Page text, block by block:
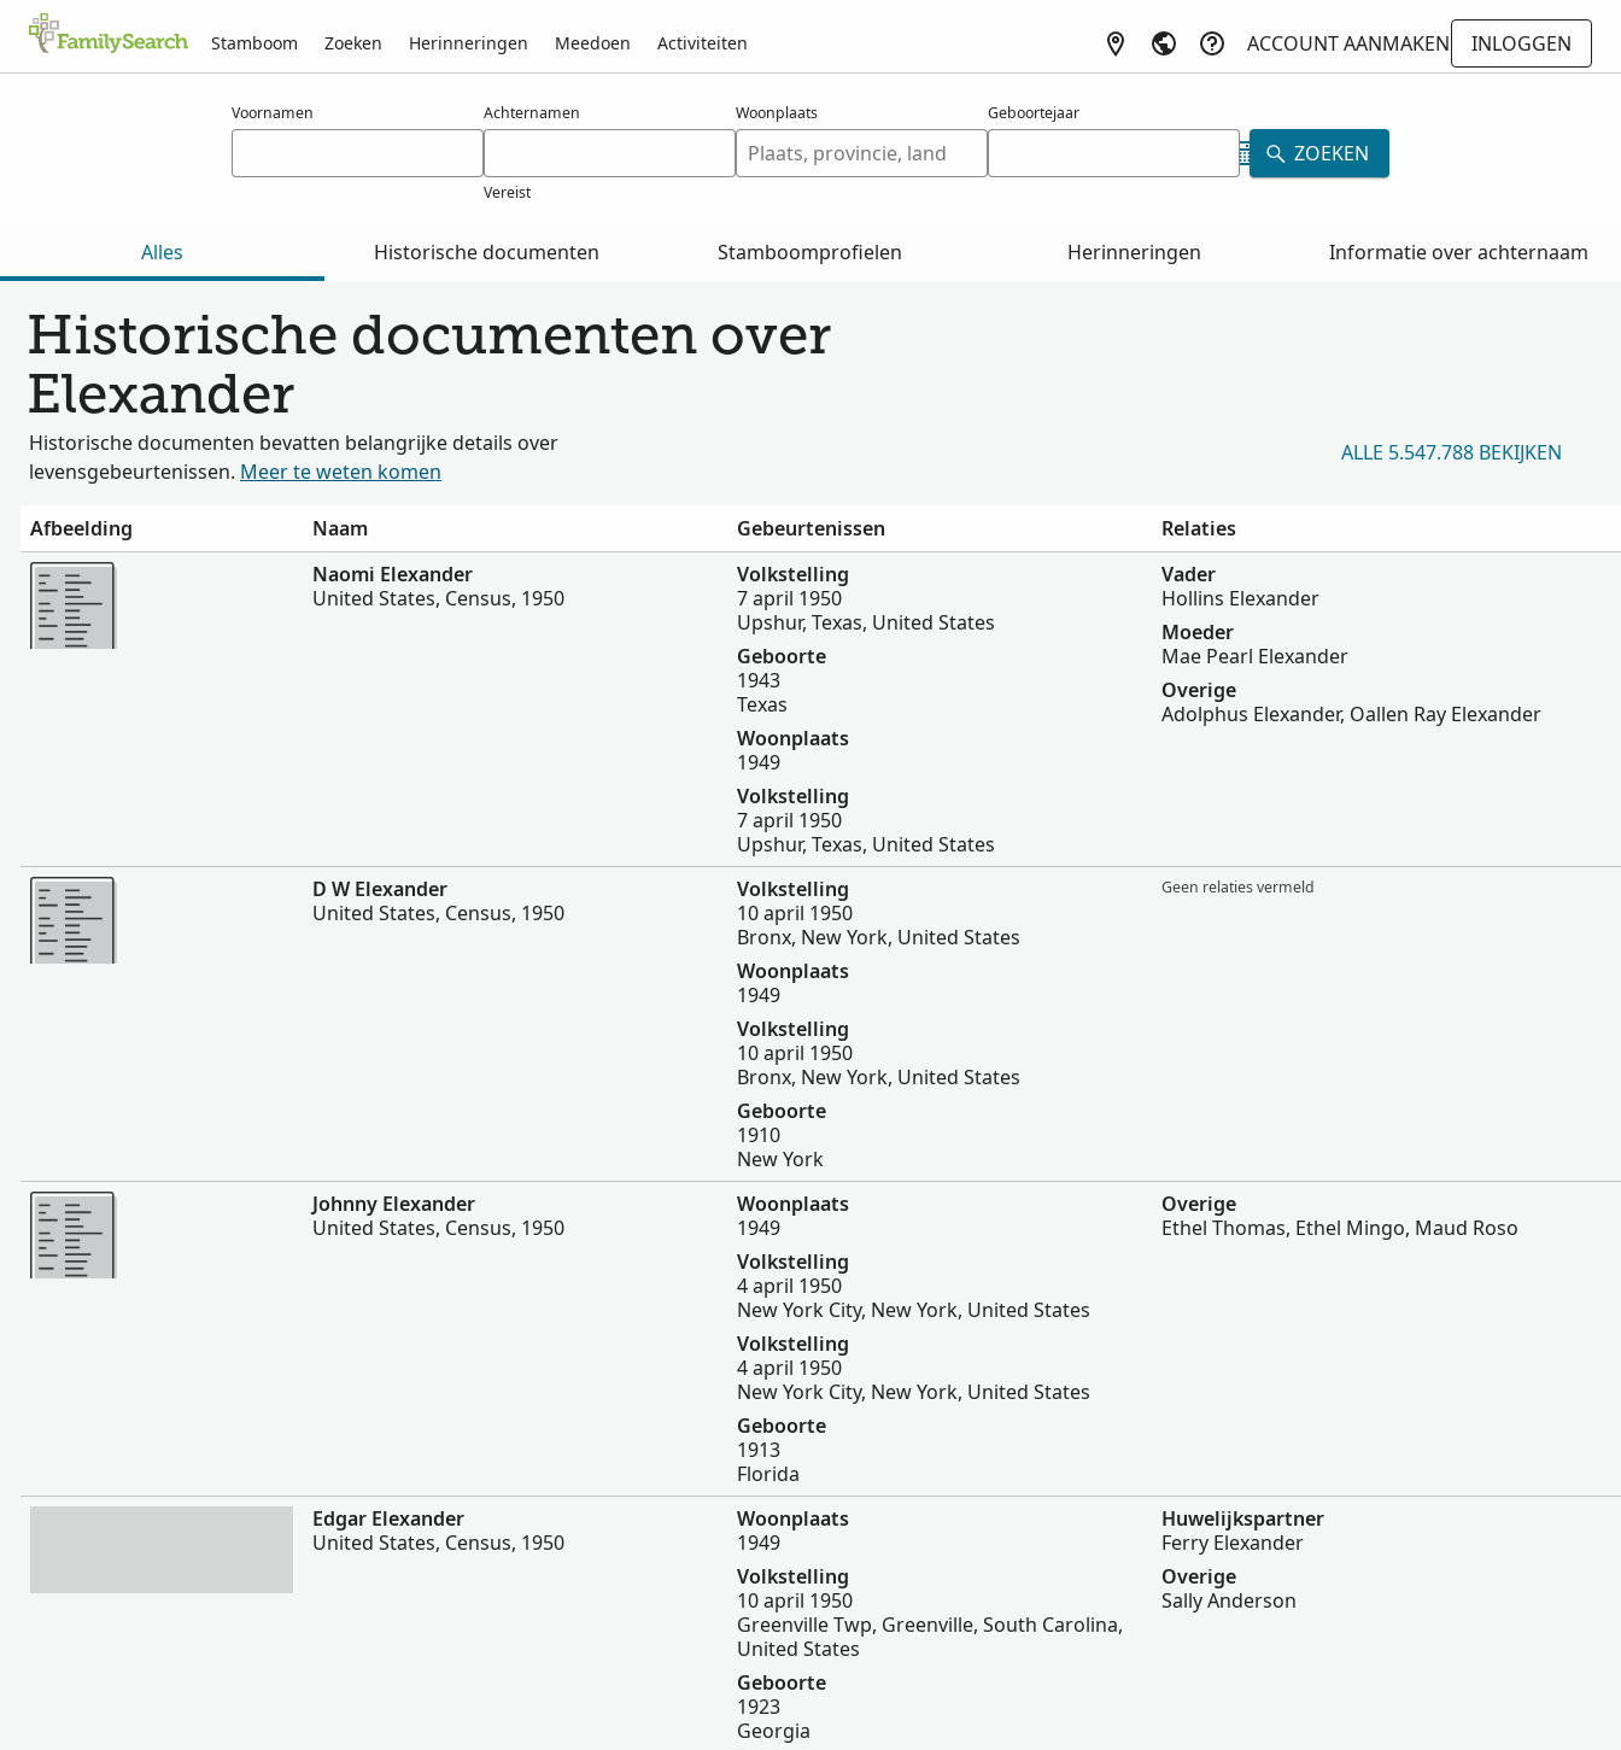
Stamboom Zoeken Herinneringen Meedoen Activiteiten ACCOUNT AANMAKEN
INLOGGEN
Voornamen Achternamen
Vereist
Woonplaats Geboortejaar
ZOEKEN
Alles Historische documenten Stamboomprofielen Herinneringen Informatie over achternaam
Historische documenten over
Elexander
Historische documenten bevatten belangrijke details over
levensgebeurtenissen. Meer te weten komen
ALLE 5.547.788 BEKIJKEN
Afbeelding Naam Gebeurtenissen
Relaties
Meer
Naomi Elexander
United States, Census, 1950
Volkstelling
7 april 1950
Upshur, Texas, United States
Geboorte
1943
Texas
Woonplaats
1949
Volkstelling
7 april 1950
Upshur, Texas, United States
Vader
Hollins Elexander
Moeder
Mae Pearl Elexander
Overige
Adolphus Elexander, Oallen Ray Elexander
Meer
D W Elexander
United States, Census, 1950
Volkstelling
10 april 1950
Bronx, New York, United States
Woonplaats
1949
Volkstelling
10 april 1950
Bronx, New York, United States
Geboorte
1910
New York
Geen relaties vermeld
Meer
Johnny Elexander
United States, Census, 1950
Woonplaats
1949
Volkstelling
4 april 1950
New York City, New York, United States
Volkstelling
4 april 1950
New York City, New York, United States
Geboorte
1913
Florida
Overige
Ethel Thomas, Ethel Mingo, Maud Roso
Meer
Edgar Elexander
United States, Census, 1950
Woonplaats
1949
Volkstelling
10 april 1950
Greenville Twp, Greenville, South Carolina,
United States
Geboorte
1923
Georgia
Huwelijkspartner
Ferry Elexander
Overige
Sally Anderson